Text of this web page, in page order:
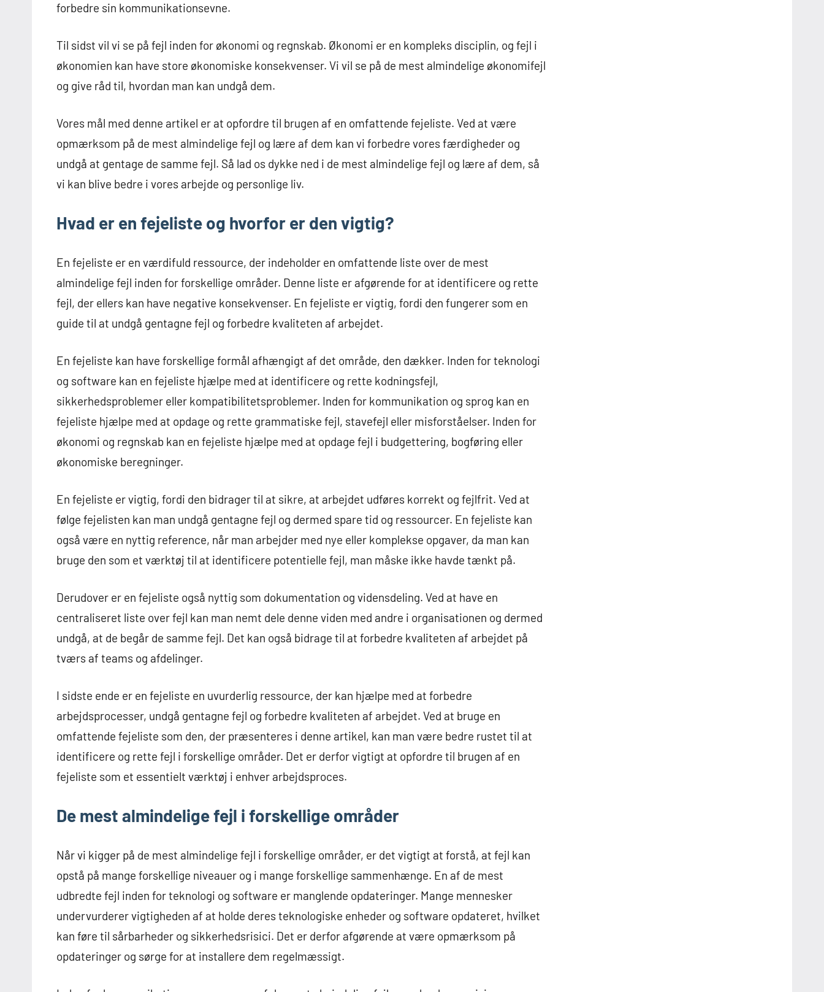
forbedre sin kommunikationsevne.
Til sidst vil vi se på fejl inden for økonomi og regnskab. Økonomi er en kompleks disciplin, og fejl i
økonomien kan have store økonomiske konsekvenser. Vi vil se på de mest almindelige økonomifejl
og give råd til, hvordan man kan undgå dem.
Vores mål med denne artikel er at opfordre til brugen af en omfattende fejeliste. Ved at være
opmærksom på de mest almindelige fejl og lære af dem kan vi forbedre vores færdigheder og
undgå at gentage de samme fejl. Så lad os dykke ned i de mest almindelige fejl og lære af dem, så
vi kan blive bedre i vores arbejde og personlige liv.
Hvad er en fejeliste og hvorfor er den vigtig?
En fejeliste er en værdifuld ressource, der indeholder en omfattende liste over de mest
almindelige fejl inden for forskellige områder. Denne liste er afgørende for at identificere og rette
fejl, der ellers kan have negative konsekvenser. En fejeliste er vigtig, fordi den fungerer som en
guide til at undgå gentagne fejl og forbedre kvaliteten af arbejdet.
En fejeliste kan have forskellige formål afhængigt af det område, den dækker. Inden for teknologi
og software kan en fejeliste hjælpe med at identificere og rette kodningsfejl,
sikkerhedsproblemer eller kompatibilitetsproblemer. Inden for kommunikation og sprog kan en
fejeliste hjælpe med at opdage og rette grammatiske fejl, stavefejl eller misforståelser. Inden for
økonomi og regnskab kan en fejeliste hjælpe med at opdage fejl i budgettering, bogføring eller
økonomiske beregninger.
En fejeliste er vigtig, fordi den bidrager til at sikre, at arbejdet udføres korrekt og fejlfrit. Ved at
følge fejelisten kan man undgå gentagne fejl og dermed spare tid og ressourcer. En fejeliste kan
også være en nyttig reference, når man arbejder med nye eller komplekse opgaver, da man kan
bruge den som et værktøj til at identificere potentielle fejl, man måske ikke havde tænkt på.
Derudover er en fejeliste også nyttig som dokumentation og vidensdeling. Ved at have en
centraliseret liste over fejl kan man nemt dele denne viden med andre i organisationen og dermed
undgå, at de begår de samme fejl. Det kan også bidrage til at forbedre kvaliteten af arbejdet på
tværs af teams og afdelinger.
I sidste ende er en fejeliste en uvurderlig ressource, der kan hjælpe med at forbedre
arbejdsprocesser, undgå gentagne fejl og forbedre kvaliteten af arbejdet. Ved at bruge en
omfattende fejeliste som den, der præsenteres i denne artikel, kan man være bedre rustet til at
identificere og rette fejl i forskellige områder. Det er derfor vigtigt at opfordre til brugen af en
fejeliste som et essentielt værktøj i enhver arbejdsproces.
De mest almindelige fejl i forskellige områder
Når vi kigger på de mest almindelige fejl i forskellige områder, er det vigtigt at forstå, at fejl kan
opstå på mange forskellige niveauer og i mange forskellige sammenhænge. En af de mest
udbredte fejl inden for teknologi og software er manglende opdateringer. Mange mennesker
undervurderer vigtigheden af at holde deres teknologiske enheder og software opdateret, hvilket
kan føre til sårbarheder og sikkerhedsrisici. Det er derfor afgørende at være opmærksom på
opdateringer og sørge for at installere dem regelmæssigt.